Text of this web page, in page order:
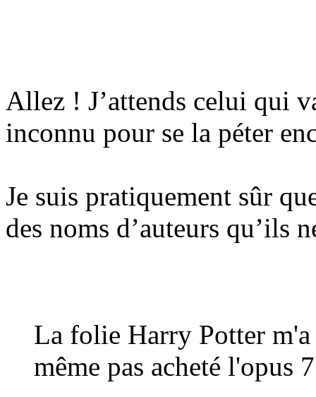
Allez ! J’attends celui qui
inconnu pour se la péter
Je suis pratiquement sûr
des noms d’auteurs qu’ils
La folie Harry Potter
même pas acheté l'opus